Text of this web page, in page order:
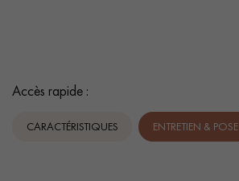
Accès rapide :
CARACTÉRISTIQUES ENTRETIEN & POSE